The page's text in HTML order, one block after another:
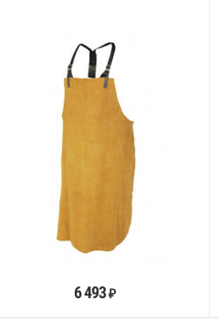
В корзину
6 493₽